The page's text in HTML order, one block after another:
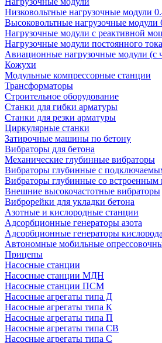
Низковольтные нагрузочные модули
Высоковольтные нагрузочные модули
Нагрузочные модули с реактивной
Нагрузочные модули постоянного тока
Авиационные нагрузочные модули (с
Кожухи
Модульные компрессорные станции
Трансформаторы
Строительное оборудование
Станки для гибки арматуры
Станки для резки арматуры
Циркулярные станки
Затирочные машины по бетону
Вибраторы для бетона
Механические глубинные вибраторы
Вибраторы глубинные с
Вибраторы глубинные со встроенным
Внешние высокочастотные вибраторы
Виброрейки для укладки бетона
Азотные и кислородные станции
Адсорбционные генераторы азота
Адсорбционные генераторы кислорода
Автономные мобильные
Прицепы
Насосные станции
Насосные станции МДН
Насосные станции ПСМ
Насосные агрегаты типа Д
Насосные агрегаты типа К
Насосные агрегаты типа П
Насосные агрегаты типа СВ
Насосные агрегаты типа С